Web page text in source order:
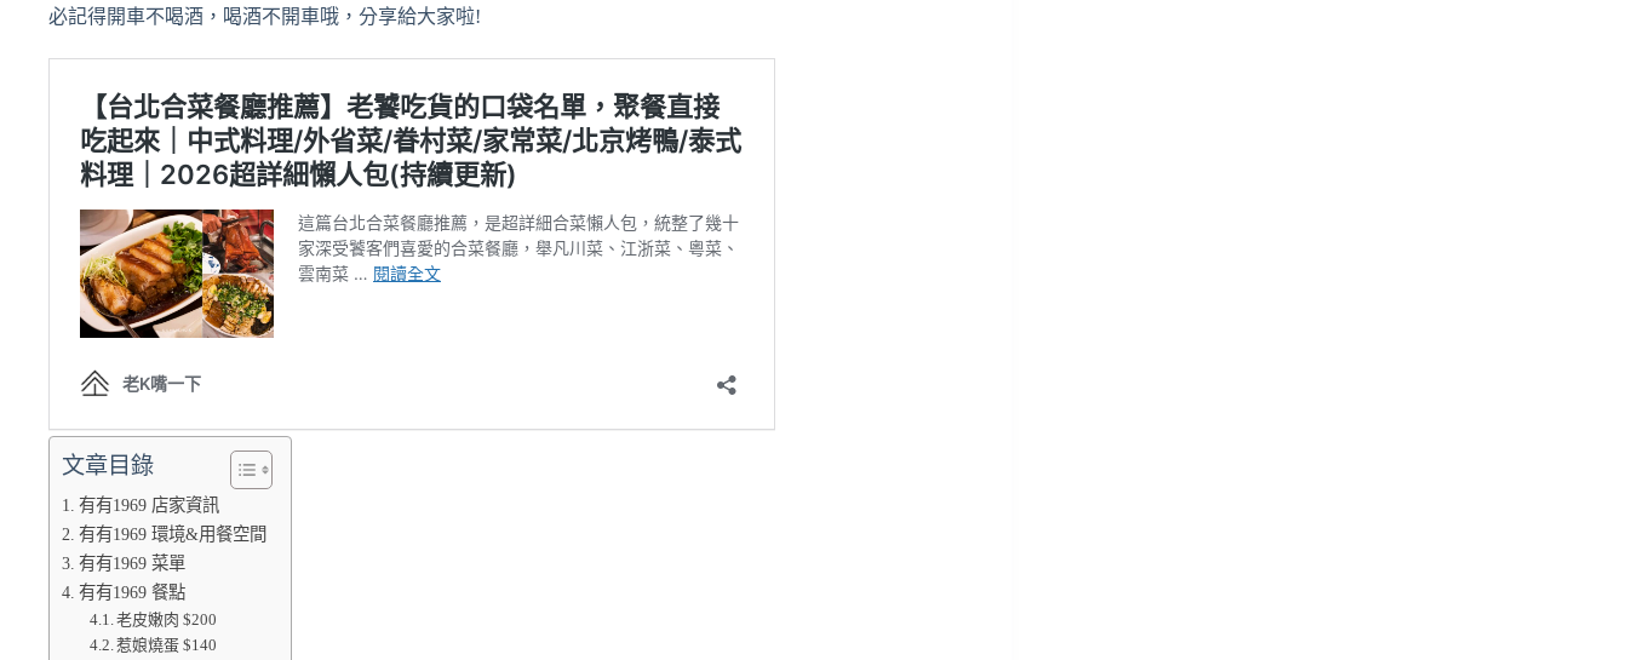
必記得開車不喝酒，喝酒不開車哦，分享給大家啦!
文章目錄
有有1969 店家資訊
有有1969 環境&用餐空間
有有1969 菜單
有有1969 餐點
老皮嫩肉 $200
惹娘燒蛋 $140